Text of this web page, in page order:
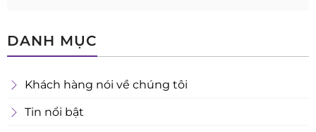
DANH MỤC
Khách hàng nói về chúng tôi
Tin nổi bật